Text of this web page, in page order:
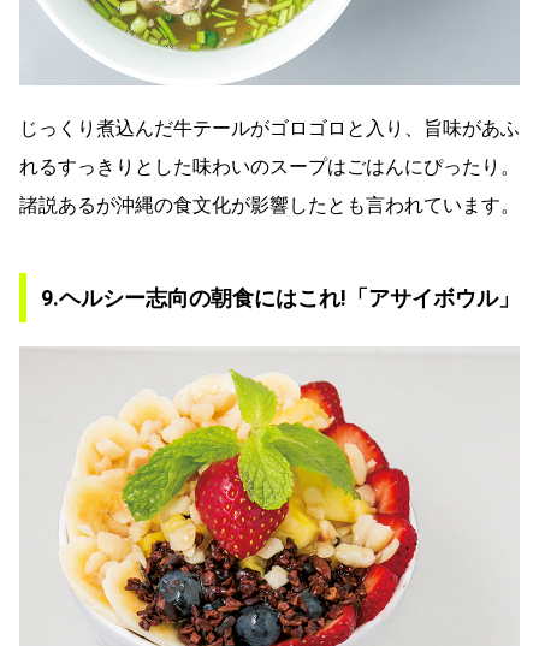
じっくり煮込んだ牛テールがゴロゴロと入り、旨味があふ
れるすっきりとした味わいのスープはごはんにぴったり。
諸説あるが沖縄の食文化が影響したとも言われています。
9.ヘルシー志向の朝食にはこれ!「アサイボウル」